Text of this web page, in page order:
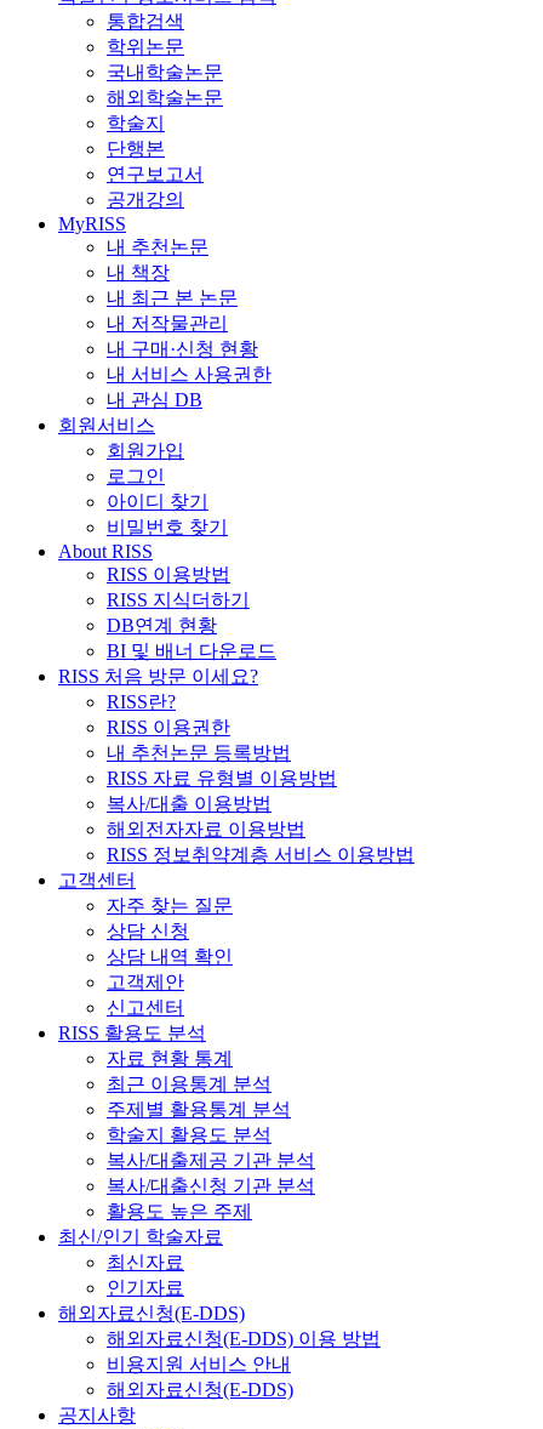
통합검색
학위논문
국내학술논문
해외학술논문
학술지
단행본
연구보고서
공개강의
MyRISS
내 추천논문
내 책장
내 최근 본 논문
내 저작물관리
내 구매·신청 현황
내 서비스 사용권한
내 관심 DB
회원서비스
회원가입
로그인
아이디 찾기
비밀번호 찾기
About RISS
RISS 이용방법
RISS 지식더하기
DB연계 현황
BI 및 배너 다운로드
RISS 처음 방문 이세요?
RISS란?
RISS 이용권한
내 추천논문 등록방법
RISS 자료 유형별 이용방법
복사/대출 이용방법
해외전자자료 이용방법
RISS 정보취약계층 서비스 이용방법
고객센터
자주 찾는 질문
상담 신청
상담 내역 확인
고객제안
신고센터
RISS 활용도 분석
자료 현황 통계
최근 이용통계 분석
주제별 활용통계 분석
학술지 활용도 분석
복사/대출제공 기관 분석
복사/대출신청 기관 분석
활용도 높은 주제
최신/인기 학술자료
최신자료
인기자료
해외자료신청(E-DDS)
해외자료신청(E-DDS) 이용 방법
비용지원 서비스 안내
해외자료신청(E-DDS)
공지사항